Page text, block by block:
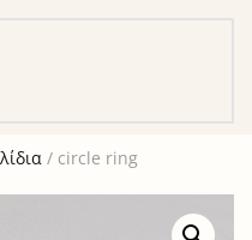
δε θα ολοκληρωθεί.
/ circle ring